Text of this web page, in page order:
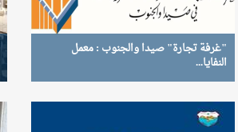
"غرفة تجارة" صيدا والجنوب : معمل
النفايا...